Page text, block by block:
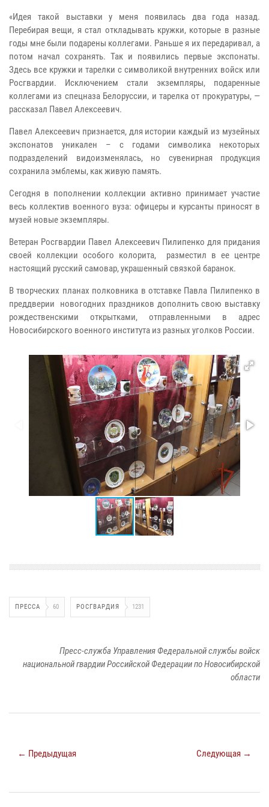
«Идея такой выставки у меня появилась два года назад.
Перебирая вещи, я стал откладывать кружки, которые в разные
годы мне были подарены коллегами. Раньше я их передаривал, а
потом начал сохранять. Так и появились первые экспонаты.
Здесь все кружки и тарелки с символикой внутренних войск или
Росгвардии. Исключением стали экземпляры, подаренные
коллегами из спецназа Белоруссии, и тарелка от прокуратуры, ―
рассказал Павел Алексеевич.
Павел Алексеевич признается, для истории каждый из музейных
экспонатов уникален – с годами символика некоторых
подразделений видоизменялась, но сувенирная продукция
сохранила эмблемы, как живую память.
Сегодня в пополнении коллекции активно принимает участие
весь коллектив военного вуза: офицеры и курсанты приносят в
музей новые экземпляры.
Ветеран Росгвардии Павел Алексеевич Пилипенко для придания
своей коллекции особого колорита, разместил в ее центре
настоящий русский самовар, украшенный связкой баранок.
В творческих планах полковника в отставке Павла Пилипенко в
преддверии новогодних праздников дополнить свою выставку
рождественскими открытками, отправленными в адрес
Новосибирского военного института из разных уголков России.
ПРЕССА 60 РОСГВАРДИЯ 1231
Пресс-служба Управления Федеральной службы войск
национальной гвардии Российской Федерации по Новосибирской
области
← Предыдущая Следующая →